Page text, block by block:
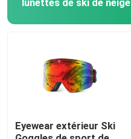
Eyewear extérieur Ski